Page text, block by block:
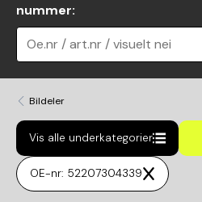
nummer:
Oe.nr / art.nr / visuelt nei
Bildeler
Vis alle underkategorier
OE-nr: 52207304339